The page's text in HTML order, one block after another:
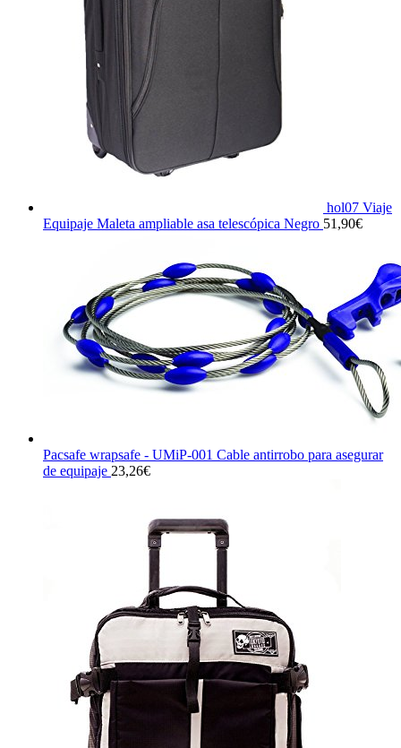
hol07 Viaje
Equipaje Maleta ampliable asa telescópica Negro 51,90€
Pacsafe wrapsafe - UMiP-001 Cable antirrobo para asegurar
de equipaje 23,26€